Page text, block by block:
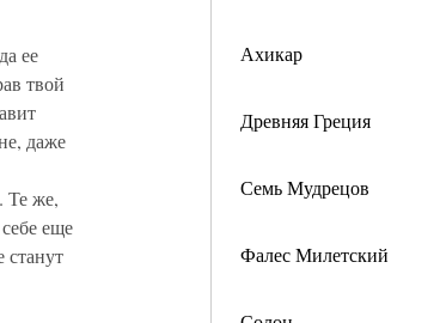
Ахикар
Древняя Греция
Семь Мудрецов
Фалес Милетский
ее
твой
даже
Те же,
еще
станут